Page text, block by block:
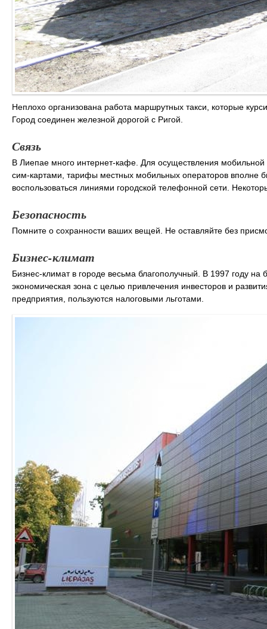
Неплохо организована работа маршрутных такси, которые
Город соединен железной дорогой с Ригой.
Связь
В Лиепае много интернет-кафе. Для осуществления
сим-картами, тарифы местных мобильных операторов вполне
воспользоваться линиями городской телефонной сети.
Безопасность
Помните о сохранности ваших вещей. Не оставляйте без
Бизнес-климат
Бизнес-климат в городе весьма благополучный. В 1997 году
экономическая зона с целью привлечения инвесторов и
предприятия, пользуются налоговыми льготами.